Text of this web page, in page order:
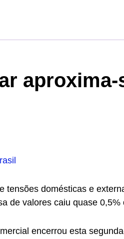
tensões domésticas e
de valores caiu quase
encerrou esta